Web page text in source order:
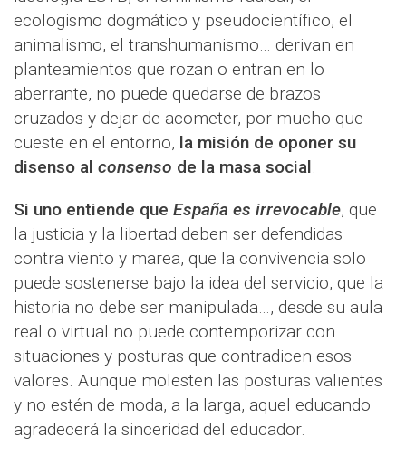
ecologismo dogmático y pseudocientífico, el
animalismo, el transhumanismo… derivan en
planteamientos que rozan o entran en lo
aberrante, no puede quedarse de brazos
cruzados y dejar de acometer, por mucho que
cueste en el entorno, la misión de oponer su
disenso al consenso de la masa social.
Si uno entiende que España es irrevocable, que
la justicia y la libertad deben ser defendidas
contra viento y marea, que la convivencia solo
puede sostenerse bajo la idea del servicio, que la
historia no debe ser manipulada…, desde su aula
real o virtual no puede contemporizar con
situaciones y posturas que contradicen esos
valores. Aunque molesten las posturas valientes
y no estén de moda, a la larga, aquel educando
agradecerá la sinceridad del educador.